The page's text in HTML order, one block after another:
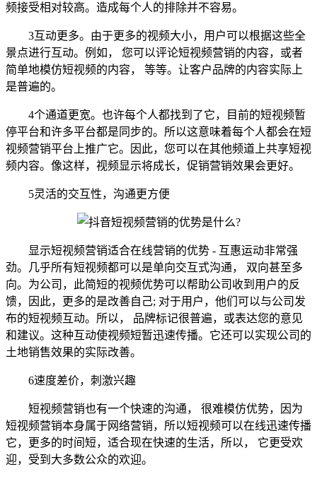
频接受相对较高。造成每个人的排除并不容易。
3互动更多。由于更多的视频大小，用户可以根据这些全
景点进行互动。例如， 您可以评论短视频营销的内容，或者
简单地模仿短视频的内容， 等等。让客户品牌的内容实际上
是普遍的。
4个通道更宽。也许每个人都找到了它，目前的短视频暂
停平台和许多平台都是同步的。所以这意味着每个人都会在短
视频营销平台上推广它。因此，您可以在其他频道上共享短视
频内容。像这样，视频显示将成长，促销营销效果会更好。
5灵活的交互性，沟通更方便
显示短视频营销适合在线营销的优势 - 互惠运动非常强
劲。几乎所有短视频都可以是单向交互式沟通， 双向甚至多
向。为公司，此简短的视频优势可以帮助公司收到用户的反
馈，因此，更多的是改善自己; 对于用户，他们可以与公司发
布的短视频互动。所以， 品牌标记很普遍，或表达您的意见
和建议。这种互动使视频短暂迅速传播。它还可以实现公司的
土地销售效果的实际改善。
6速度差价，刺激兴趣
短视频营销也有一个快速的沟通， 很难模仿优势，因为
短视频营销本身属于网络营销，所以短视频可以在线迅速传播
它，更多的时间短，适合现在快速的生活，所以， 它更受欢
迎，受到大多数公众的欢迎。